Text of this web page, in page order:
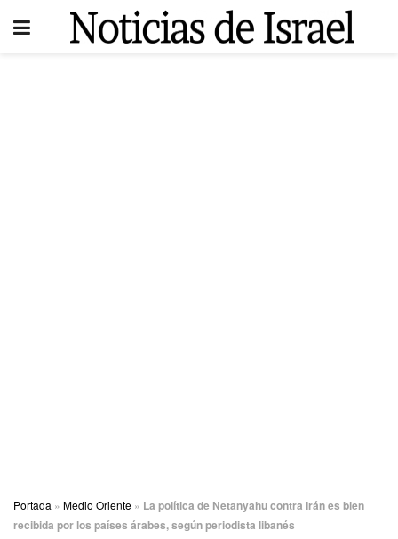
Portada » Medio Oriente » La política de Netanyahu contra Irán es bien
recibida por los países árabes, según periodista libanés